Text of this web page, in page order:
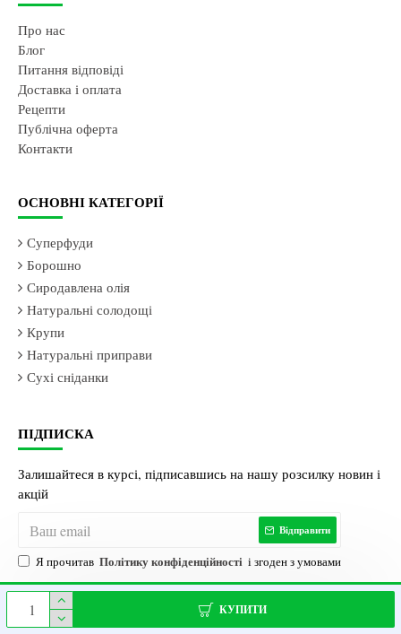
КУПИТИ
Про нас
Блог
Питання відповіді
Доставка і оплата
Рецепти
Публічна оферта
Контакти
ОСНОВНІ КАТЕГОРІЇ
Суперфуди
Борошно
Сиродавлена олія
Натуральні солодощі
Крупи
Натуральні приправи
Сухі сніданки
ПІДПИСКА
Залишайтеся в курсі, підписавшись на нашу розсилку новин і
акцій
Відправити
Я прочитав Політику конфіденційності і згоден з умовами
© 2021 - 2026 |
Магазин Здорового
ECOVILL| Усі права